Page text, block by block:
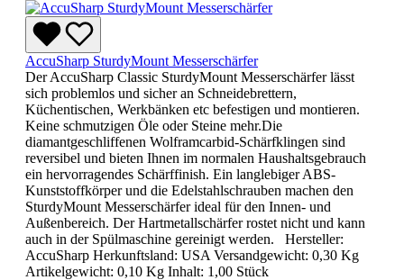
AccuSharp SturdyMount Messerschärfer
Der AccuSharp Classic SturdyMount Messerschärfer lässt
sich problemlos und sicher an Schneidebrettern,
Küchentischen, Werkbänken etc befestigen und montieren.
Keine schmutzigen Öle oder Steine mehr.Die
diamantgeschliffenen Wolframcarbid-Schärfklingen sind
reversibel und bieten Ihnen im normalen Haushaltsgebrauch
ein hervorragendes Schärffinish. Ein langlebiger ABS-
Kunststoffkörper und die Edelstahlschrauben machen den
SturdyMount Messerschärfer ideal für den Innen- und
Außenbereich. Der Hartmetallschärfer rostet nicht und kann
auch in der Spülmaschine gereinigt werden. Hersteller:
AccuSharp Herkunftsland: USA Versandgewicht: 0,30 Kg
Artikelgewicht: 0,10 Kg Inhalt: 1,00 Stück